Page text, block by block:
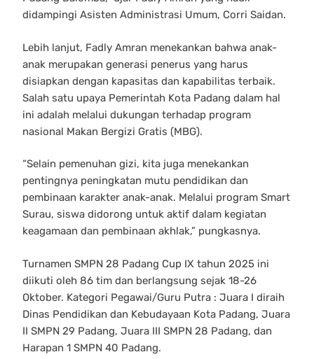
didampingi Asisten Administrasi Umum, Corri Saidan.
Lebih lanjut, Fadly Amran menekankan bahwa anak-
anak merupakan generasi penerus yang harus
disiapkan dengan kapasitas dan kapabilitas terbaik.
Salah satu upaya Pemerintah Kota Padang dalam hal
ini adalah melalui dukungan terhadap program
nasional Makan Bergizi Gratis (MBG).
“Selain pemenuhan gizi, kita juga menekankan
pentingnya peningkatan mutu pendidikan dan
pembinaan karakter anak-anak. Melalui program Smart
Surau, siswa didorong untuk aktif dalam kegiatan
keagamaan dan pembinaan akhlak,” pungkasnya.
Turnamen SMPN 28 Padang Cup IX tahun 2025 ini
diikuti oleh 86 tim dan berlangsung sejak 18-26
Oktober. Kategori Pegawai/Guru Putra : Juara I diraih
Dinas Pendidikan dan Kebudayaan Kota Padang, Juara
II SMPN 29 Padang, Juara III SMPN 28 Padang, dan
Harapan 1 SMPN 40 Padang.